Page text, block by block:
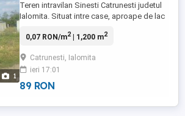
1
Teren intravilan Sinesti Catrunesti judetul
Ialomita. Situat intre case, aproape de lac
curent la poarta, drum asfaltat, toate
0,07 RON/m2| 1,200 m2
Catrunesti, Ialomita
ieri 17:01
89 RON